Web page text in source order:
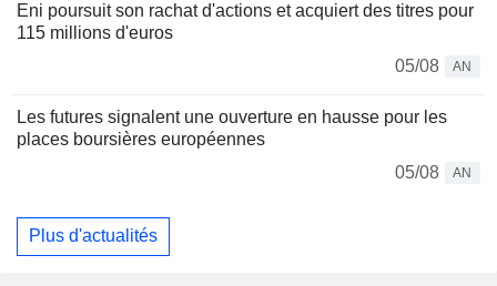
Eni poursuit son rachat d'actions et acquiert des titres pour
115 millions d'euros
05/08
AN
Les futures signalent une ouverture en hausse pour les
places boursières européennes
05/08
AN
Plus d'actualités